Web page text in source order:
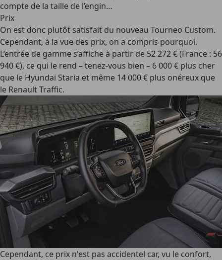
compte de la taille de l’engin…
Prix
On est donc plutôt satisfait du nouveau Tourneo Custom.
Cependant, à la vue des prix, on a compris pourquoi.
L’entrée de gamme s’affiche à partir de 52 272 € (France : 56
940 €), ce qui le rend – tenez-vous bien – 6 000 € plus cher
que le Hyundai Staria et même 14 000 € plus onéreux que
le Renault Traffic.
Cependant, ce prix n'est pas accidentel car, vu le confort,